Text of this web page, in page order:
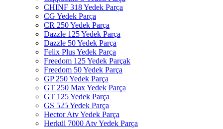
CHINF 318 Yedek Parça
CG Yedek Parça
CR 250 Yedek Parça
Dazzle 125 Yedek Parça
Dazzle 50 Yedek Parça
Felix Plus Yedek Parça
Freedom 125 Yedek Parçak
Freedom 50 Yedek Parça
GP 250 Yedek Parça
GT 250 Max Yedek Parça
GT 125 Yedek Parça
GS 525 Yedek Parça
Hector Atv Yedek Parça
Herkül 7000 Atv Yedek Parça